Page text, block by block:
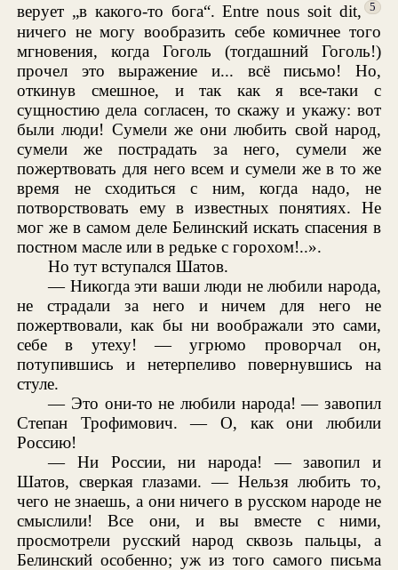
верует „в какого-то бога“. Entre nous soit dit,
5
ничего не могу вообразить себе комичнее того
мгновения, когда Гоголь (тогдашний Гоголь!)
прочел это выражение и... всё письмо! Но,
откинув смешное, и так как я все-таки с
сущностию дела согласен, то скажу и укажу: вот
были люди! Сумели же они любить свой народ,
сумели же пострадать за него, сумели же
пожертвовать для него всем и сумели же в то же
время не сходиться с ним, когда надо, не
потворствовать ему в известных понятиях. Не
мог же в самом деле Белинский искать спасения в
постном масле или в редьке с горохом!..».
Но тут вступался Шатов.
— Никогда эти ваши люди не любили народа,
не страдали за него и ничем для него не
пожертвовали, как бы ни воображали это сами,
себе в утеху! — угрюмо проворчал он,
потупившись и нетерпеливо повернувшись на
стуле.
— Это они-то не любили народа! — завопил
Степан Трофимович. — О, как они любили
Россию!
— Ни России, ни народа! — завопил и
Шатов, сверкая глазами. — Нельзя любить то,
чего не знаешь, а они ничего в русском народе не
смыслили! Все они, и вы вместе с ними,
просмотрели русский народ сквозь пальцы, а
Белинский особенно; уж из того самого письма